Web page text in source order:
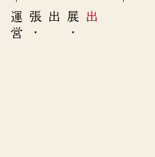
出展
・
出張
・
運
営